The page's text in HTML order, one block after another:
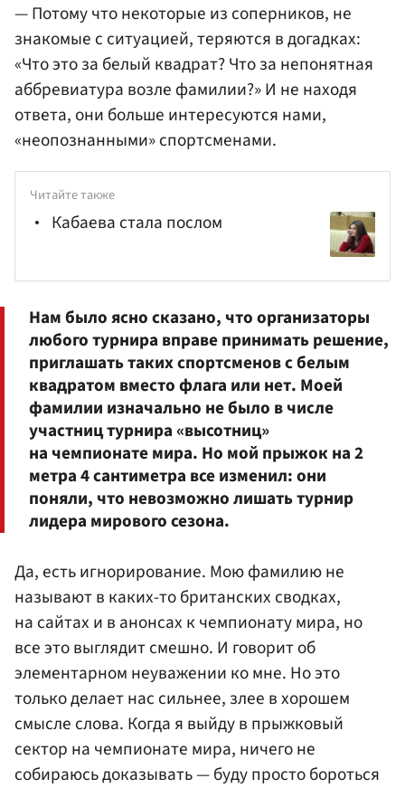
— Потому что некоторые из соперников, не
знакомые с ситуацией, теряются в догадках:
«Что это за белый квадрат? Что за непонятная
аббревиатура возле фамилии?» И не находя
ответа, они больше интересуются нами,
«неопознанными» спортсменами.
Читайте также
Кабаева стала послом
Нам было ясно сказано, что организаторы
любого турнира вправе принимать решение,
приглашать таких спортсменов с белым
квадратом вместо флага или нет. Моей
фамилии изначально не было в числе
участниц турнира «высотниц»
на чемпионате мира. Но мой прыжок на 2
метра 4 сантиметра все изменил: они
поняли, что невозможно лишать турнир
лидера мирового сезона.
Да, есть игнорирование. Мою фамилию не
называют в каких-то британских сводках,
на сайтах и в анонсах к чемпионату мира, но
все это выглядит смешно. И говорит об
элементарном неуважении ко мне. Но это
только делает нас сильнее, злее в хорошем
смысле слова. Когда я выйду в прыжковый
сектор на чемпионате мира, ничего не
собираюсь доказывать — буду просто бороться